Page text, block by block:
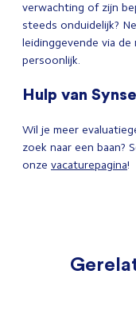
verwachting of zijn
steeds onduidelijk?
leidinggevende via de
persoonlijk.
Hulp van
Wil je meer
zoek naar een baan?
onze vacaturepagina!